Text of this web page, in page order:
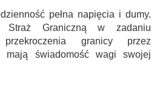
pełna napięcia i dumy.
Straż Graniczną w zadaniu
granicy przez
mają świadomość wagi swojej